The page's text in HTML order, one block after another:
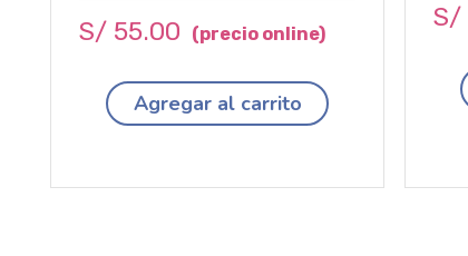
S/ 55.00
Agregar al carrito
S/